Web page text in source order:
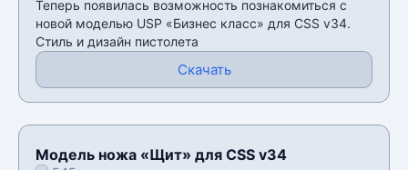
Теперь появилась возможность познакомиться с
новой моделью USP «Бизнес класс» для CSS v34.
Стиль и дизайн пистолета
Скачать
Модель ножа «Щит» для CSS v34